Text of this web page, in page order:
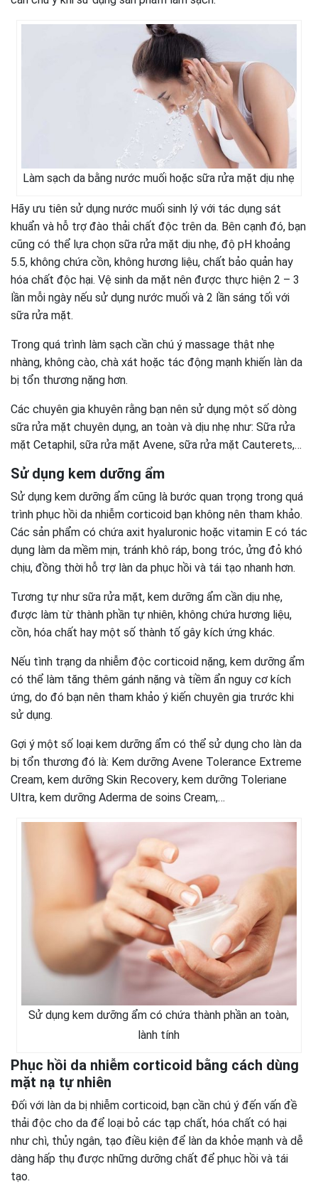
Làm sạch da bằng nước muối hoặc sữa rửa mặt dịu nhẹ
Hãy ưu tiên sử dụng nước muối sinh lý với tác dụng sát
khuẩn và hỗ trợ đào thải chất độc trên da. Bên cạnh đó, bạn
cũng có thể lựa chọn sữa rửa mặt dịu nhẹ, độ pH khoảng
5.5, không chứa cồn, không hương liệu, chất bảo quản hay
hóa chất độc hại. Vệ sinh da mặt nên được thực hiện 2 – 3
lần mỗi ngày nếu sử dụng nước muối và 2 lần sáng tối với
sữa rửa mặt.
Trong quá trình làm sạch cần chú ý massage thật nhẹ
nhàng, không cào, chà xát hoặc tác động mạnh khiến làn da
bị tổn thương nặng hơn.
Các chuyên gia khuyên rằng bạn nên sử dụng một số dòng
sữa rửa mặt chuyên dụng, an toàn và dịu nhẹ như: Sữa rửa
mặt Cetaphil, sữa rửa mặt Avene, sữa rửa mặt Cauterets,…
Sử dụng kem dưỡng ẩm
Sử dụng kem dưỡng ẩm cũng là bước quan trọng trong quá
trình phục hồi da nhiễm corticoid bạn không nên tham khảo.
Các sản phẩm có chứa axit hyaluronic hoặc vitamin E có tác
dụng làm da mềm mịn, tránh khô ráp, bong tróc, ửng đỏ khó
chịu, đồng thời hỗ trợ làn da phục hồi và tái tạo nhanh hơn.
Tương tự như sữa rửa mặt, kem dưỡng ẩm cần dịu nhẹ,
được làm từ thành phần tự nhiên, không chứa hương liệu,
cồn, hóa chất hay một số thành tố gây kích ứng khác.
Nếu tình trạng da nhiễm độc corticoid nặng, kem dưỡng ẩm
có thể làm tăng thêm gánh nặng và tiềm ẩn nguy cơ kích
ứng, do đó bạn nên tham khảo ý kiến chuyên gia trước khi
sử dụng.
Gợi ý một số loại kem dưỡng ẩm có thể sử dụng cho làn da
bị tổn thương đó là: Kem dưỡng Avene Tolerance Extreme
Cream, kem dưỡng Skin Recovery, kem dưỡng Toleriane
Ultra, kem dưỡng Aderma de soins Cream,…
Sử dụng kem dưỡng ẩm có chứa thành phần an toàn,
lành tính
Phục hồi da nhiễm corticoid bằng cách dùng
mặt nạ tự nhiên
Đối với làn da bị nhiễm corticoid, bạn cần chú ý đến vấn đề
thải độc cho da để loại bỏ các tạp chất, hóa chất có hại
như chì, thủy ngân, tạo điều kiện để làn da khỏe mạnh và dễ
dàng hấp thụ được những dưỡng chất để phục hồi và tái
tạo.